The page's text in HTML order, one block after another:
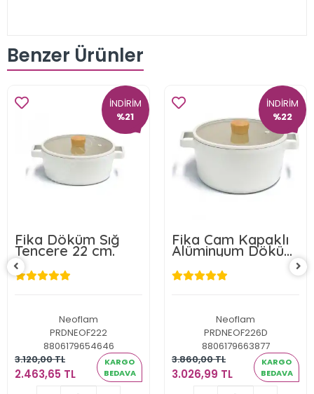
Benzer Ürünler
İNDİRİM
%21
Fika Döküm Sığ
Tencere 22 cm.
Neoflam
PRDNEOF222
8806179654646
3.120,00 TL
2.463,65 TL
KARGO
BEDAVA
2.463,65 TL
İNDİRİM
%22
Fika Cam Kapaklı
Alüminyum Döküm
Derin Tencere
26cm
Neoflam
PRDNEOF226D
8806179663877
3.860,00 TL
3.026,99 TL
KARGO
BEDAVA
3.026,99 TL